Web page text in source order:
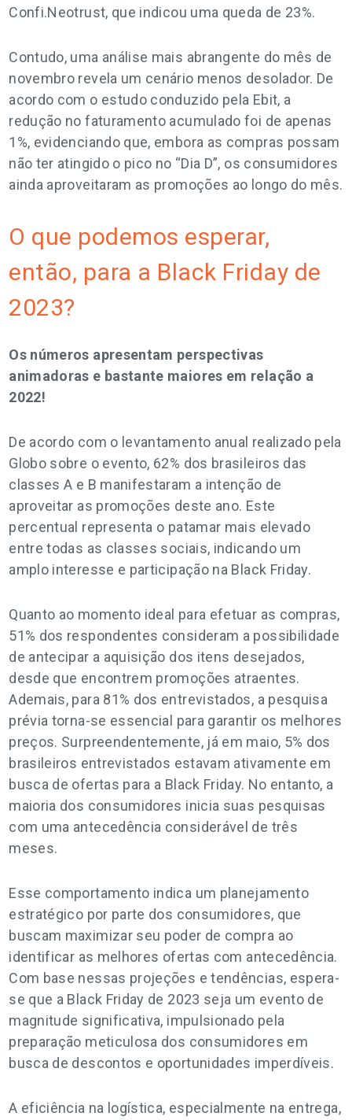
Confi.Neotrust, que indicou uma queda de 23%.
Contudo, uma análise mais abrangente do mês de
novembro revela um cenário menos desolador. De
acordo com o estudo conduzido pela Ebit, a
redução no faturamento acumulado foi de apenas
1%, evidenciando que, embora as compras possam
não ter atingido o pico no “Dia D”, os consumidores
ainda aproveitaram as promoções ao longo do mês.
O que podemos esperar,
então, para a Black Friday de
2023?
Os números apresentam perspectivas
animadoras e bastante maiores em relação a
2022!
De acordo com o levantamento anual realizado pela
Globo sobre o evento, 62% dos brasileiros das
classes A e B manifestaram a intenção de
aproveitar as promoções deste ano. Este
percentual representa o patamar mais elevado
entre todas as classes sociais, indicando um
amplo interesse e participação na Black Friday.
Quanto ao momento ideal para efetuar as compras,
51% dos respondentes consideram a possibilidade
de antecipar a aquisição dos itens desejados,
desde que encontrem promoções atraentes.
Ademais, para 81% dos entrevistados, a pesquisa
prévia torna-se essencial para garantir os melhores
preços. Surpreendentemente, já em maio, 5% dos
brasileiros entrevistados estavam ativamente em
busca de ofertas para a Black Friday. No entanto, a
maioria dos consumidores inicia suas pesquisas
com uma antecedência considerável de três
meses.
Esse comportamento indica um planejamento
estratégico por parte dos consumidores, que
buscam maximizar seu poder de compra ao
identificar as melhores ofertas com antecedência.
Com base nessas projeções e tendências, espera-
se que a Black Friday de 2023 seja um evento de
magnitude significativa, impulsionado pela
preparação meticulosa dos consumidores em
busca de descontos e oportunidades imperdíveis.
A eficiência na logística, especialmente na entrega,